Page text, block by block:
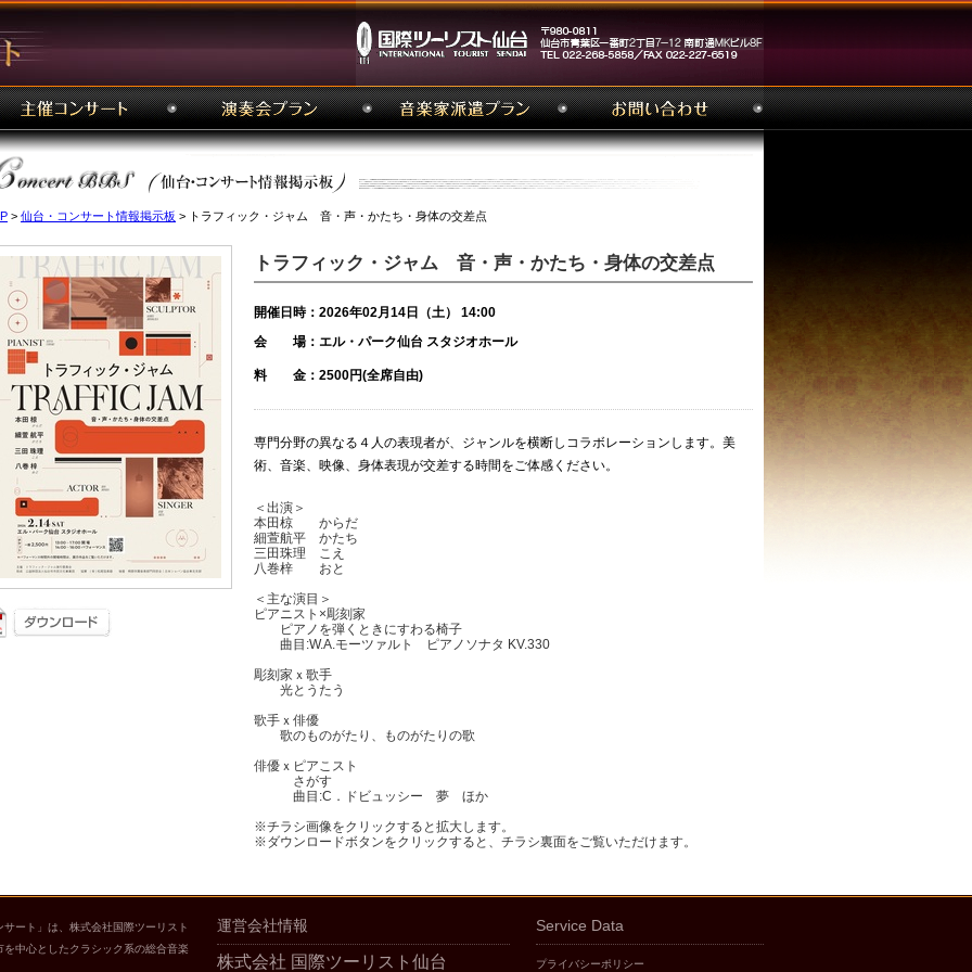
> 仙台・コンサート情報掲示板 > トラフィック・ジャム 音・声・かたち・身体の交差点
トラフィック・ジャム 音・声・かたち・身体の交差点
開催日時：2026年02月14日（土） 14:00
会 場：エル・パーク仙台 スタジオホール
料 金：2500円(全席自由)
専門分野の異なる４人の表現者が、ジャンルを横断しコラボレーションします。美
術、音楽、映像、身体表現が交差する時間をご体感ください。
＜出演＞
本田椋 からだ
細萱航平 かたち
三田珠理 こえ
八巻梓 おと
＜主な演目＞
ピアニスト×彫刻家
ピアノを弾くときにすわる椅子
曲目:W.A.モーツァルト ピアノソナタ KV.330
彫刻家ｘ歌手
光とうたう
歌手ｘ俳優
歌のものがたり、ものがたりの歌
俳優ｘピアこスト
さがす
曲目:C．ドビュッシー 夢 ほか
※チラシ画像をクリックすると拡大します。
※ダウンロードボタンをクリックすると、チラシ裏面をご覧いただけます。
ート」は、株式会社国際ツーリスト
を中心としたクラシック系の総合音楽
運営会社情報
株式会社 国際ツーリスト仙台
Service Data
プライバシーポリシー